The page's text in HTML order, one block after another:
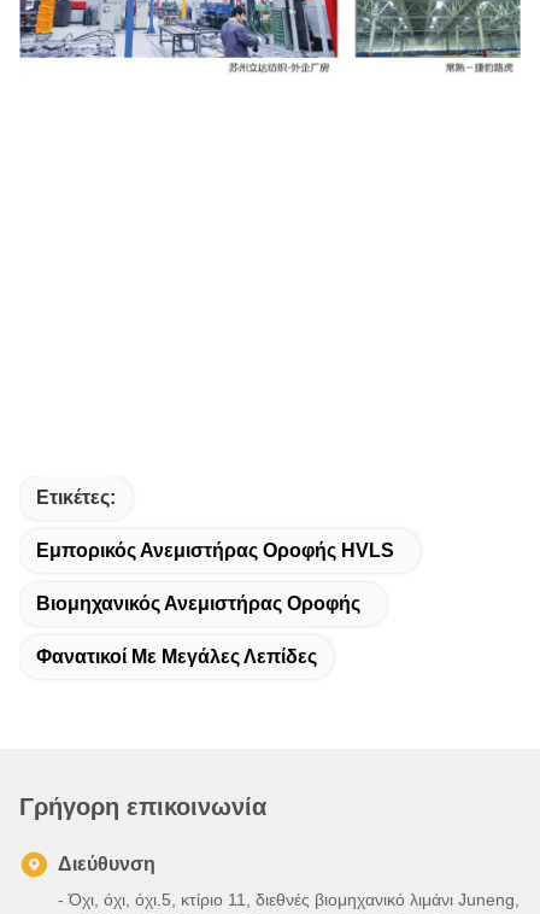
Ετικέτες:
Εμπορικός Ανεμιστήρας Οροφής HVLS
Βιομηχανικός Ανεμιστήρας Οροφής
Φανατικοί Με Μεγάλες Λεπίδες
Γρήγορη επικοινωνία
Διεύθυνση
- Όχι, όχι, όχι.5, κτίριο 11, διεθνές βιομηχανικό λιμάνι Juneng,